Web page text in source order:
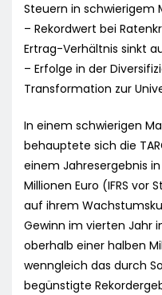
Steuern in schwierigem
– Rekordwert bei
Ertrag-Verhältnis sinkt
– Erfolge in der
Transformation zur
In einem schwierigen
behauptete sich die
einem Jahresergebnis
Millionen Euro (IFRS vor
auf ihrem
Gewinn im vierten Jahr
oberhalb einer halben
wenngleich das durch
begünstigte